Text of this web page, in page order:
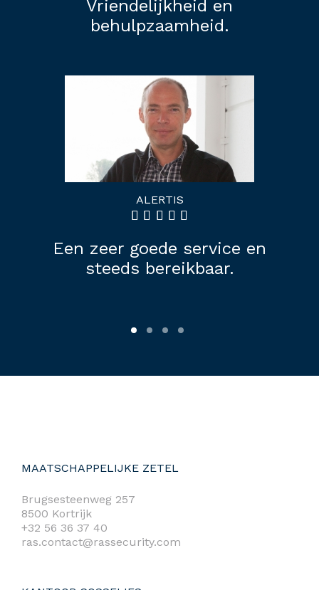
Vriendelijkheid en
behulpzaamheid.
ALERTIS
Een zeer goede service en
steeds bereikbaar.
MAATSCHAPPELIJKE ZETEL
Brugsesteenweg 257
8500 Kortrijk
+32 56 36 37 40
ras.contact@rassecurity.com